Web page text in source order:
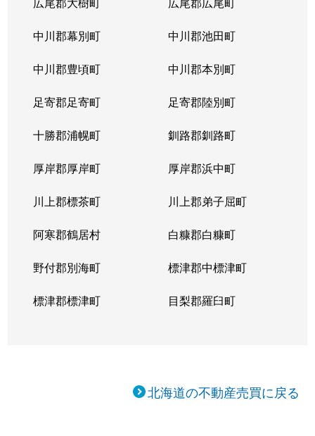
中川郡幕別町 中川郡池田町
中川郡豊頃町 中川郡本別町
足寄郡足寄町 足寄郡陸別町
十勝郡浦幌町 釧路郡釧路町
厚岸郡厚岸町 厚岸郡浜中町
川上郡標茶町 川上郡弟子屈町
阿寒郡鶴居村 白糠郡白糠町
野付郡別海町 標津郡中標津町
標津郡標津町 目梨郡羅臼町
北海道の不動産売買に戻る